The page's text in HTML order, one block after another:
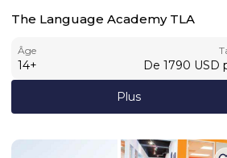
The Language Academy TLA
Âge
14+ De 1790 USD
Plus